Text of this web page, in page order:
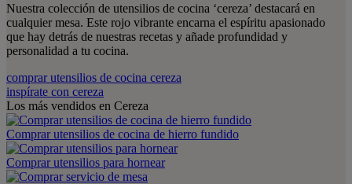
Nuestra colección de utensilios de cocina ‘cereza’ destacará en
cualquier mesa. Este rojo vibrante encarna el espíritu apasionado
que hay detrás de nuestras recetas y añade profundidad y
personalidad a tu cocina.
comprar utensilios de cocina cereza
inspírate con cereza
Los más vendidos en Cereza
Comprar utensilios de cocina de hierro fundido
Comprar utensilios para hornear